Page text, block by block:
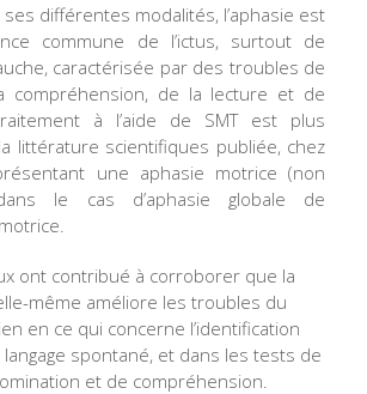
ses différentes modalités, l’aphasie est
commune de l’ictus, surtout de
caractérisée par des troubles de
compréhension, de la lecture et de
à l’aide de SMT est plus
littérature scientifiques publiée, chez
une aphasie motrice (non
le cas d’aphasie globale de
ont contribué à corroborer que la
même améliore les troubles du
en ce qui concerne l’identification
langage spontané, et dans les tests de
et de compréhension.